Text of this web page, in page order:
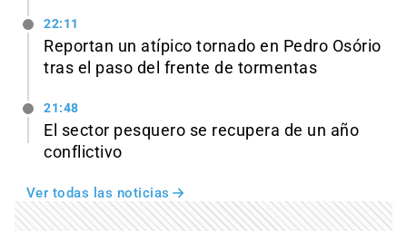
22:11
Reportan un atípico tornado en Pedro Osório
tras el paso del frente de tormentas
21:48
El sector pesquero se recupera de un año
conflictivo
Ver todas las noticias